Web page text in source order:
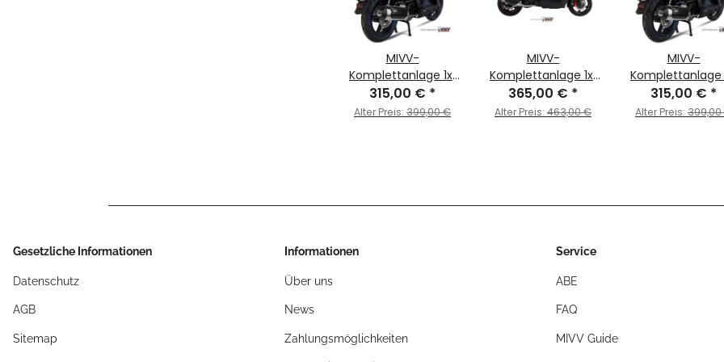
MIVV-
Komplettanlage 1x1
URBAN - Edelstahl
für KYMCO - AGILITY
315,00 € *
Alter Preis: 399,00 €
MIVV-
Komplettanlage 1x1
URBAN - Edelstahl
für KYMCO -
365,00 € *
Alter Preis: 463,00 €
MIVV-
Komplettanlage
URBAN - Edelstahl
für KYMCO -
315,00 € *
Alter Preis:
Gesetzliche Informationen
Datenschutz
AGB
Sitemap
Informationen
Über uns
News
Zahlungsmöglichkeiten
Service
ABE
FAQ
MIVV Guide